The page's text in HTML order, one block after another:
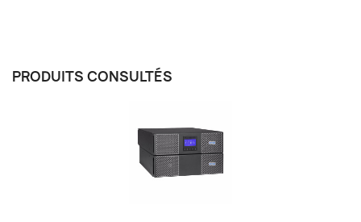
PRODUITS CONSULTÉS